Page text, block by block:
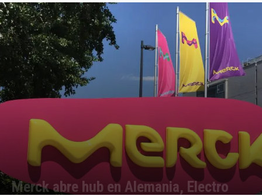
Merck abre hub en Alemania, Electro